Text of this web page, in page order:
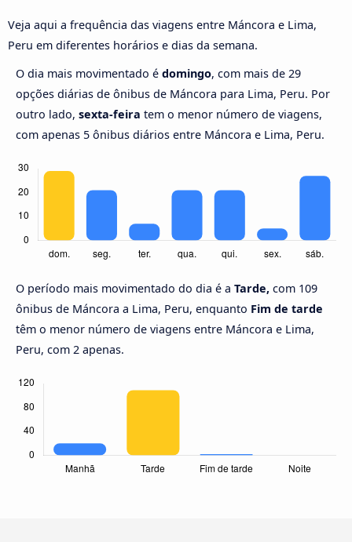
Veja aqui a frequência das viagens entre Máncora e Lima,
Peru em diferentes horários e dias da semana.
O dia mais movimentado é domingo, com mais de 29
opções diárias de ônibus de Máncora para Lima, Peru. Por
outro lado, sexta-feira tem o menor número de viagens,
com apenas 5 ônibus diários entre Máncora e Lima, Peru.
O período mais movimentado do dia é a Tarde, com 109
ônibus de Máncora a Lima, Peru, enquanto Fim de tarde
têm o menor número de viagens entre Máncora e Lima,
Peru, com 2 apenas.